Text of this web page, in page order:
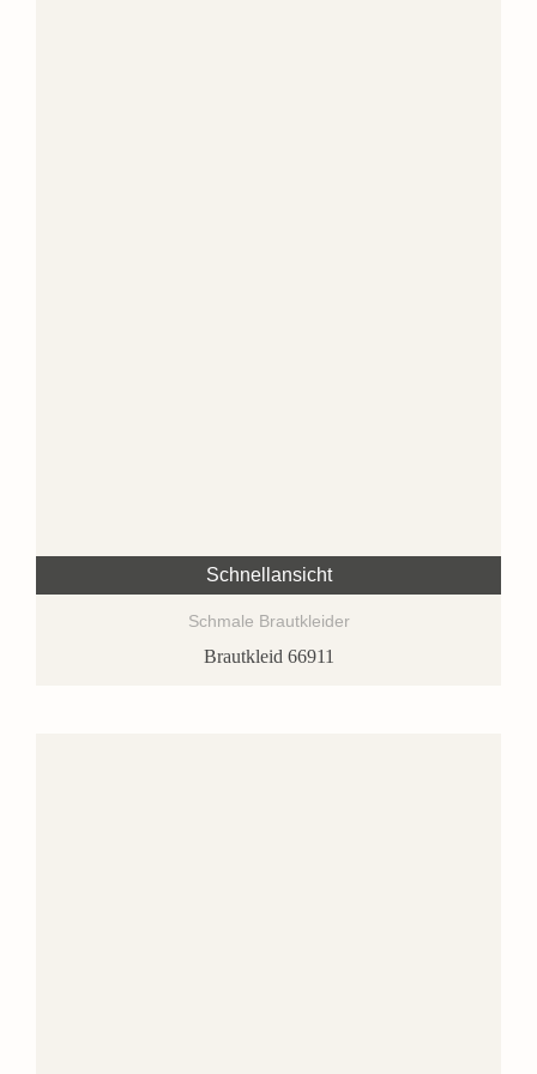
Schnellansicht
Schmale Brautkleider
Brautkleid 66911